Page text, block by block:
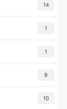
14
1
1
9
10